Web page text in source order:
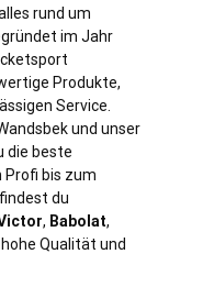
rund um
im Jahr
Produkte,
Service.
und unser
die beste
bis zum
du
, Babolat,
Qualität und